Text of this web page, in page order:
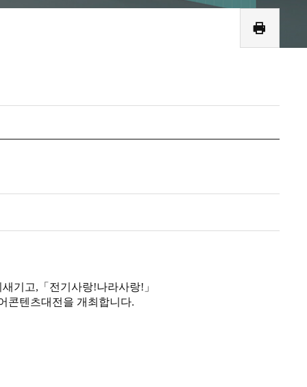
인
쇄
기고, 「 전기사랑!나라사랑! 」
콘텐츠대전을 개최합니다.